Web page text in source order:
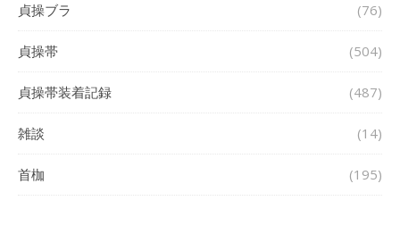
貞操ブラ (76)
貞操帯 (504)
貞操帯装着記録 (487)
雑談 (14)
首枷 (195)